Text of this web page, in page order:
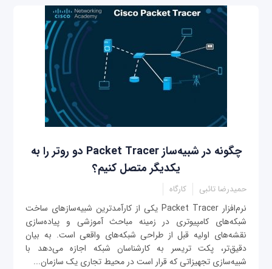
چگونه در شبیه‌ساز Packet Tracer دو روتر را به
یکدیگر متصل کنیم؟
حمیدرضا تائبی کارگاه
نرم‌افزار Packet Tracer یکی از کارآمدترین شبیه‌ساز‌های ساخت
شبکه‌های کامپیوتری در زمینه مباحث آموزشی و پیاده‌سازی
نقشه‌های اولیه قبل از طراحی شبکه‌های واقعی است. به بیان
دقیق‌تر، پکت‌ تریسر به کارشناسان شبکه اجازه می‌دهد با
شبیه‌سازی تجهیزاتی که قرار است در محیط تجاری یک سازمان...